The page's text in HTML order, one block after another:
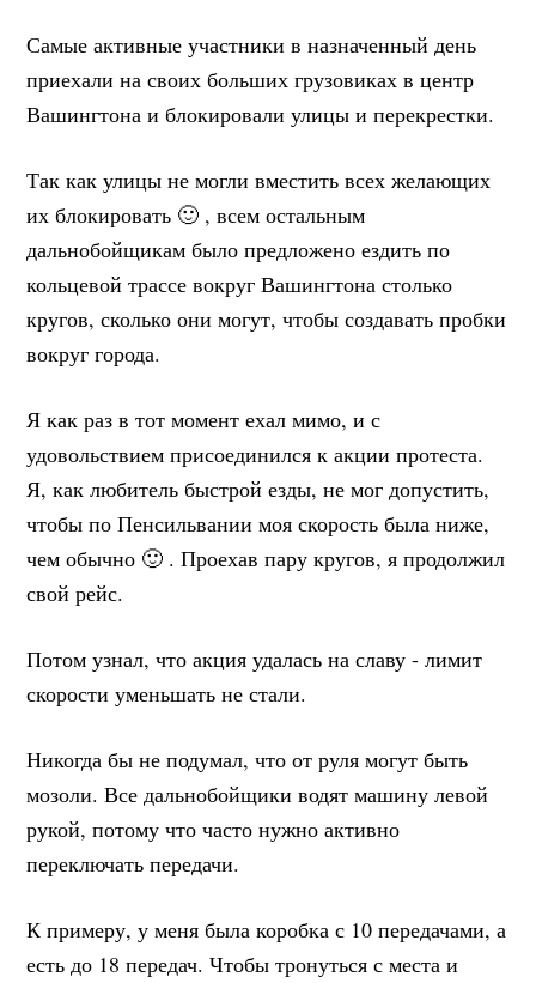
Самые активные участники в назначенный день
приехали на своих больших грузовиках в центр
Вашингтона и блокировали улицы и перекрестки.
Так как улицы не могли вместить всех желающих
их блокировать 🙂 , всем остальным
дальнобойщикам было предложено ездить по
кольцевой трассе вокруг Вашингтона столько
кругов, сколько они могут, чтобы создавать пробки
вокруг города.
Я как раз в тот момент ехал мимо, и с
удовольствием присоединился к акции протеста.
Я, как любитель быстрой езды, не мог допустить,
чтобы по Пенсильвании моя скорость была ниже,
чем обычно 🙂 . Проехав пару кругов, я продолжил
свой рейс.
Потом узнал, что акция удалась на славу - лимит
скорости уменьшать не стали.
Никогда бы не подумал, что от руля могут быть
мозоли. Все дальнобойщики водят машину левой
рукой, потому что часто нужно активно
переключать передачи.
К примеру, у меня была коробка с 10 передачами, а
есть до 18 передач. Чтобы тронуться с места и